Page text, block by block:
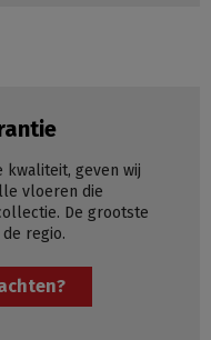
kwaliteit, geven wij
vloeren die
De grootste
regio.